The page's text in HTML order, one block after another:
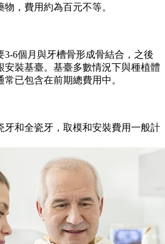
，費用約為百元不等。
6個月與牙槽骨形成骨結合，之後
安裝基臺。基臺多數情況下與種植體
已包含在前期總費用中。
和全瓷牙，取模和安裝費用一般計